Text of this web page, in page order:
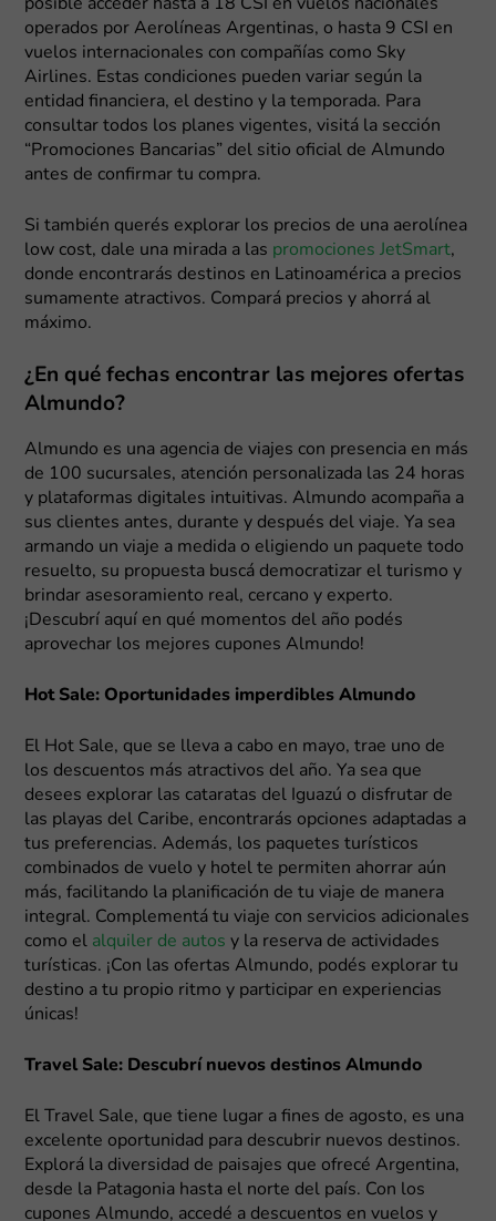
posible acceder hasta a 18 CSI en vuelos nacionales
operados por Aerolíneas Argentinas, o hasta 9 CSI en
vuelos internacionales con compañías como Sky
Airlines. Estas condiciones pueden variar según la
entidad financiera, el destino y la temporada. Para
consultar todos los planes vigentes, visitá la sección
“Promociones Bancarias” del sitio oficial de Almundo
antes de confirmar tu compra.
Si también querés explorar los precios de una aerolínea
low cost, dale una mirada a las promociones JetSmart,
donde encontrarás destinos en Latinoamérica a precios
sumamente atractivos. Compará precios y ahorrá al
máximo.
¿En qué fechas encontrar las mejores ofertas
Almundo?
Almundo es una agencia de viajes con presencia en más
de 100 sucursales, atención personalizada las 24 horas
y plataformas digitales intuitivas. Almundo acompaña a
sus clientes antes, durante y después del viaje. Ya sea
armando un viaje a medida o eligiendo un paquete todo
resuelto, su propuesta buscá democratizar el turismo y
brindar asesoramiento real, cercano y experto.
¡Descubrí aquí en qué momentos del año podés
aprovechar los mejores cupones Almundo!
Hot Sale: Oportunidades imperdibles Almundo
El Hot Sale, que se lleva a cabo en mayo, trae uno de
los descuentos más atractivos del año. Ya sea que
desees explorar las cataratas del Iguazú o disfrutar de
las playas del Caribe, encontrarás opciones adaptadas a
tus preferencias. Además, los paquetes turísticos
combinados de vuelo y hotel te permiten ahorrar aún
más, facilitando la planificación de tu viaje de manera
integral. Complementá tu viaje con servicios adicionales
como el alquiler de autos y la reserva de actividades
turísticas. ¡Con las ofertas Almundo, podés explorar tu
destino a tu propio ritmo y participar en experiencias
únicas!
Travel Sale: Descubrí nuevos destinos Almundo
El Travel Sale, que tiene lugar a fines de agosto, es una
excelente oportunidad para descubrir nuevos destinos.
Explorá la diversidad de paisajes que ofrecé Argentina,
desde la Patagonia hasta el norte del país. Con los
cupones Almundo, accedé a descuentos en vuelos y